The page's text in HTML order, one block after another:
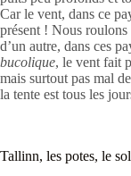
Car le vent, dans ce
présent ! Nous
d’un autre, dans ces
bucolique, le vent fait
mais surtout pas mal
la tente est tous les
Tallinn, les potes, le